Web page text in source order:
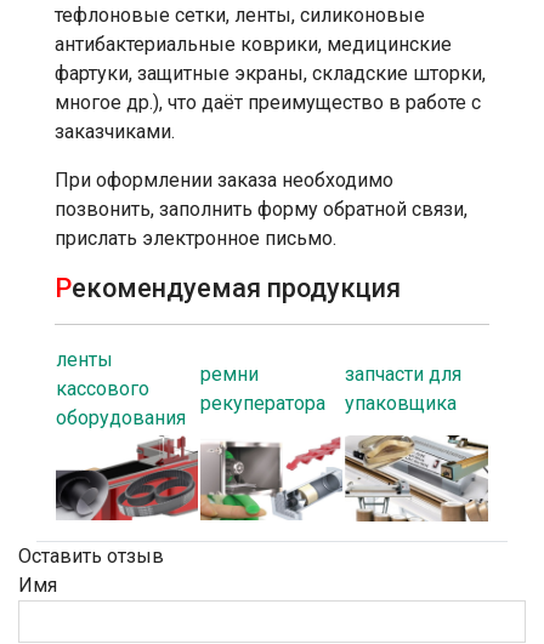
тефлоновые сетки, ленты, силиконовые
антибактериальные коврики, медицинские
фартуки, защитные экраны, складские шторки,
многое др.), что даёт преимущество в работе с
заказчиками.
При оформлении заказа необходимо
позвонить, заполнить форму обратной связи,
прислать электронное письмо.
Рекомендуемая продукция
ленты
кассового
оборудования
ремни
рекуператора
запчасти для
упаковщика
Оставить отзыв
Имя